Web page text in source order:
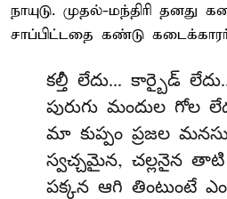
நாயுடு. முதல்-மந்திரி தனது
சாப்பிட்டதை கண்டு
కల్తీ లేదు... కార్బైడ్
పురుగు మందుల గోల
మా కుప్పం ప్రజల
స్వచ్చమైన, చల్లనైన తాటి
పక్కన ఆగి తింటుంటే